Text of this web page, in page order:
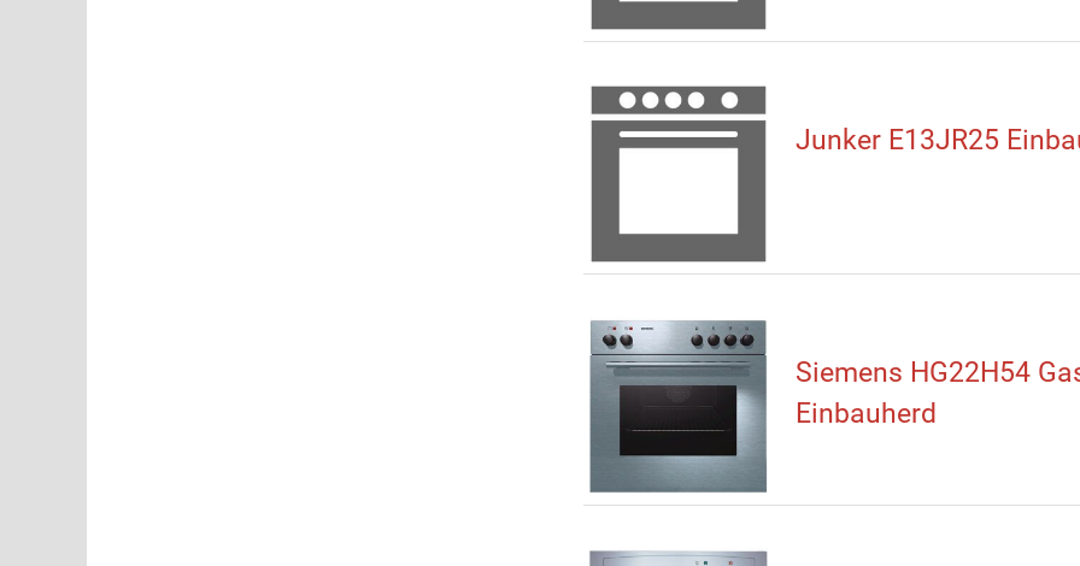
Junker E13JR25
Siemens HG22H54
Einbauherd